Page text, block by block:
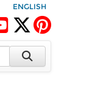
ENGLISH